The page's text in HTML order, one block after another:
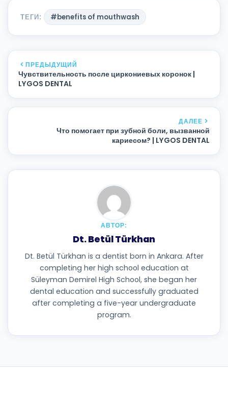
ТЕГИ: #benefits of mouthwash
ПРЕДЫДУЩИЙ
Чувствительность после циркониевых коронок |
LYGOS DENTAL
ДАЛЕЕ
Что помогает при зубной боли, вызванной
кариесом? | LYGOS DENTAL
АВТОР:
Dt. Betül Türkhan
Dt. Betül Türkhan is a dentist born in Ankara. After
completing her high school education at
Süleyman Demirel High School, she began her
dental education and successfully graduated
after completing a five-year undergraduate
program.